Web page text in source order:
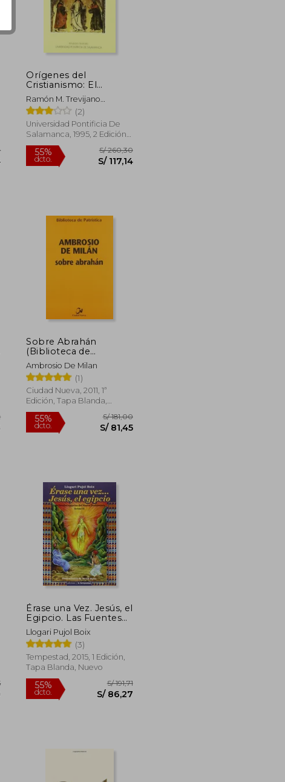
S/ 154,72
S/ 69,62
55%
dcto.
S/ 169,90
Orígenes del
Cristianismo: El
Transfondo Judío del
Cristianismo Primitivo
Ramón M. Trevijano
Echeverría
(2)
Universidad Pontificia De
Salamanca, 1995, 2 Edición,
Tapa Blanda, Nuevo
55%
S/ 184,12
S/ 82,86
Sobre Abrahán
(Biblioteca de
Patrística)
Ambrosio De Milan
(1)
Ciudad Nueva, 2011, 1ª
Edición, Tapa Blanda,
Nuevo
55%
Érase una Vez. Jesús, el
Egipcio. Las Fuentes
Egipcias del Nuevo
Testamento Setme ii
(Fuera de Colección)
Llogari Pujol Boix
(3)
Tempestad, 2015, 1 Edición,
Tapa Blanda, Nuevo